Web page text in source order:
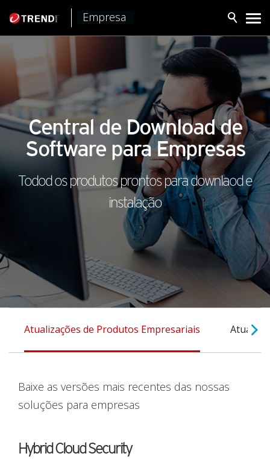
Empresa
Central de Download de
Software para Empresas
Todod os produtos prontos para downlaod e
instalação
Atualizações de Produtos Empresariais
Baixe as versões mais recentes das nossas
soluções para empresas
Hybrid Cloud Security